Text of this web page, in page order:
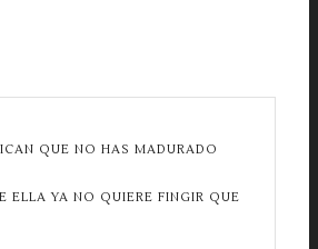
QUE NO HAS MADURADO
ELLA YA NO QUIERE FINGIR QUE